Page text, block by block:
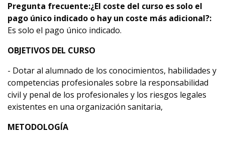
Pregunta frecuente:¿El coste del curso es solo el
pago único indicado o hay un coste más adicional?:
Es solo el pago único indicado.
OBJETIVOS DEL CURSO
- Dotar al alumnado de los conocimientos, habilidades y
competencias profesionales sobre la responsabilidad
civil y penal de los profesionales y los riesgos legales
existentes en una organización sanitaria,
METODOLOGÍA